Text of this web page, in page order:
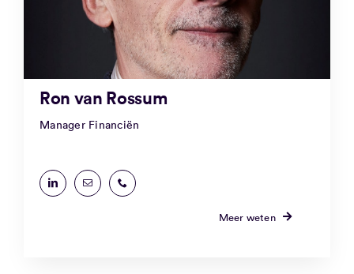
Ron van Rossum
Manager Financiën
Meer weten